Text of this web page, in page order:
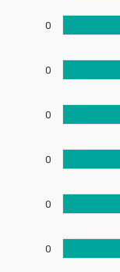
0
0
0
0
0
0